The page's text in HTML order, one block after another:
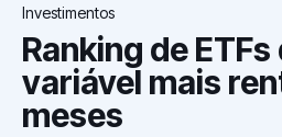
Investimentos
Ranking de
variável mais
meses